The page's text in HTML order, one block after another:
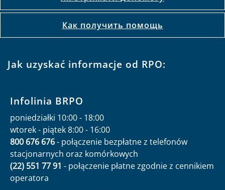
Как получить помощь
Jak uzyskać informacje od RPO:
Infolinia BRPO
poniedziałki 10:00 - 18:00
wtorek - piątek 8:00 - 16:00
800 676 676- połączenie bezpłatne z telefonów
stacjonarnych oraz komórkowych
(22) 551 77 91 - połączenie płatne zgodnie z cennikiem
operatora